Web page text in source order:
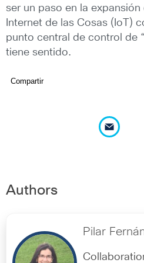
ser un paso en la expansión
Internet de las Cosas (IoT)
punto central de control de
tiene sentido.
Compartir
Authors
Pilar